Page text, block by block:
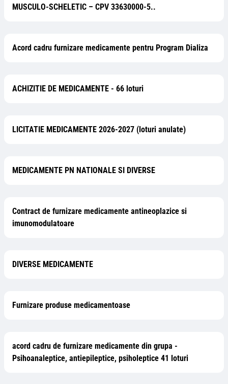
MUSCULO-SCHELETIC – CPV 33630000-5..
Acord cadru furnizare medicamente pentru Program Dializa
ACHIZITIE DE MEDICAMENTE - 66 loturi
LICITATIE MEDICAMENTE 2026-2027 (loturi anulate)
MEDICAMENTE PN NATIONALE SI DIVERSE
Contract de furnizare medicamente antineoplazice si
imunomodulatoare
DIVERSE MEDICAMENTE
Furnizare produse medicamentoase
acord cadru de furnizare medicamente din grupa -
Psihoanaleptice, antiepileptice, psiholeptice 41 loturi